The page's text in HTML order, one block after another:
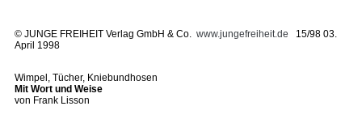
© JUNGE FREIHEIT Verlag GmbH & Co. www.jungefreiheit.de 15/98 03.
April 1998
Wimpel, Tücher, Kniebundhosen
Mit Wort und Weise
von Frank Lisson